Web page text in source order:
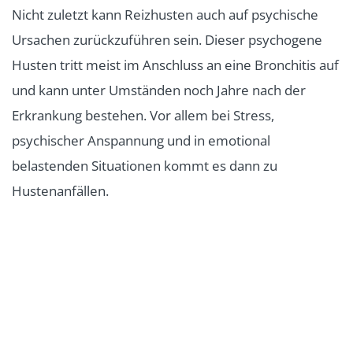
Nicht zuletzt kann Reizhusten auch auf psychische
Ursachen zurückzuführen sein. Dieser psychogene
Husten tritt meist im Anschluss an eine Bronchitis auf
und kann unter Umständen noch Jahre nach der
Erkrankung bestehen. Vor allem bei Stress,
psychischer Anspannung und in emotional
belastenden Situationen kommt es dann zu
Hustenanfällen.